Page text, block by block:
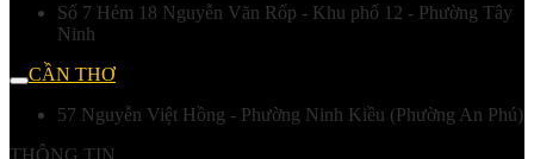
Số 7 Hẻm 18 Nguyễn Văn Rốp - Khu phố 12 - Phường Tây
Ninh
CẦN THƠ
57 Nguyễn Việt Hồng - Phường Ninh Kiều (Phường An Phú)
THÔNG TIN